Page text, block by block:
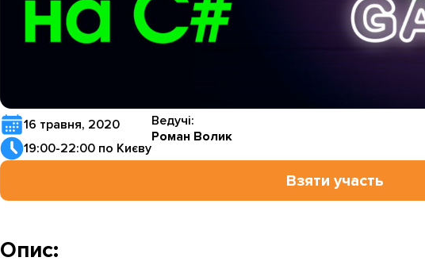
16 травня, 2020
19:00-22:00 по Києву
Ведучі:
Роман Волик
Взяти участь
Опис: